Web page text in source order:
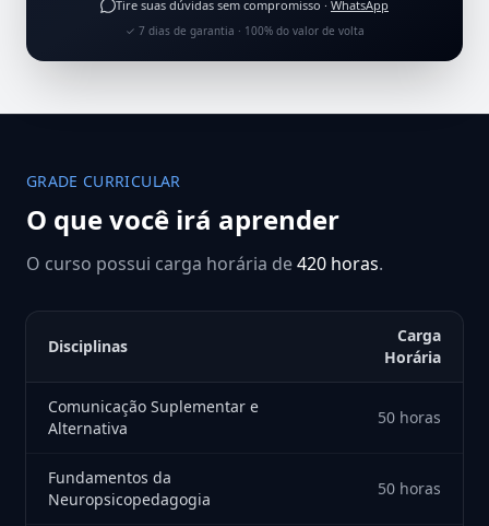
Tire suas dúvidas sem compromisso · WhatsApp
✓ 7 dias de garantia · 100% do valor de volta
GRADE CURRICULAR
O que você irá aprender
O curso possui carga horária de420 horas.
Disciplinas
Carga
Horária
Comunicação Suplementar e
Alternativa
50 horas
Fundamentos da
Neuropsicopedagogia
50 horas